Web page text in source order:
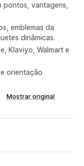
pontos, vantagens,
emblemas da
dinâmicas.
Klaviyo, Walmart e
orientação
Mostrar original